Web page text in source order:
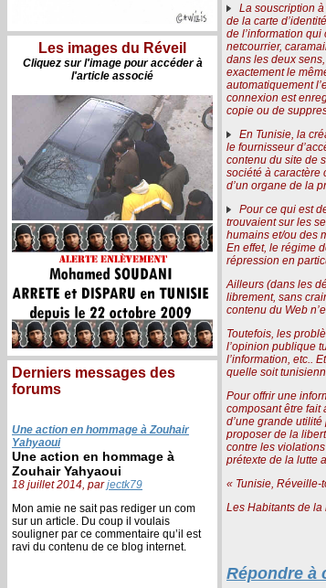
Les images du Réveil
Cliquez sur l'image pour accéder à
l'article associé
Derniers messages des
forums
Une action en hommage à Zouhair
Yahyaoui
Une action en hommage à
Zouhair Yahyaoui
18 juillet 2014, parjectk79
Mon amie ne sait pas rediger un com
sur un article. Du coup il voulais
souligner par ce commentaire qu’il est
ravi du contenu de ce blog internet.
La souscription
de la carte
de l’information
netcourrier,
dans les deux
exactement le
automatiquement
connexion est
copie ou de
En Tunisie, la
le fournisseur
contenu du site de
société à caractère
d’un organe de la
Pour ce qui est
trouvaient sur les
humains et/ou des
En effet, le régime
répression en
Ailleurs (dans les
librement, sans
contenu du Web
Toutefois, les
l’opinion publique
l’information, etc..
quelle soit
Pour offrir une
composant être fait
d’une grande
proposer de la
contre les
prétexte de la lutte
« Tunisie, Réveille-
Les Habitants de la
Répondre à